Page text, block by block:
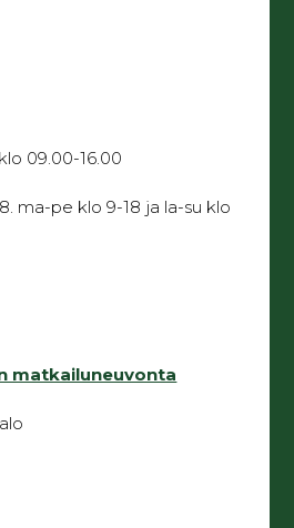
09.00-16.00
ma-pe klo 9-18 ja la-su klo
matkailuneuvonta